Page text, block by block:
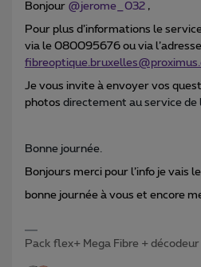
Bonjour @jerome_032 ,
Pour plus d’informations le
via le 080095676 ou via
Je vous invite à envoyer vos
photos directement au service de
Bonne journée.
Bonjours merci pour l’info je vais
bonne journée à vous et encore
Pack flex+ Mega Fibre +